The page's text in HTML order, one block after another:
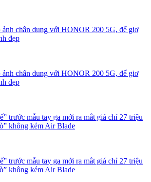
ảnh chân dung với HONOR 200 5G, để giơ
đẹp
ảnh chân dung với HONOR 200 5G, để giơ
đẹp
trước mẫu tay ga mới ra mắt giá chỉ 27 triệu
không kém Air Blade
trước mẫu tay ga mới ra mắt giá chỉ 27 triệu
không kém Air Blade